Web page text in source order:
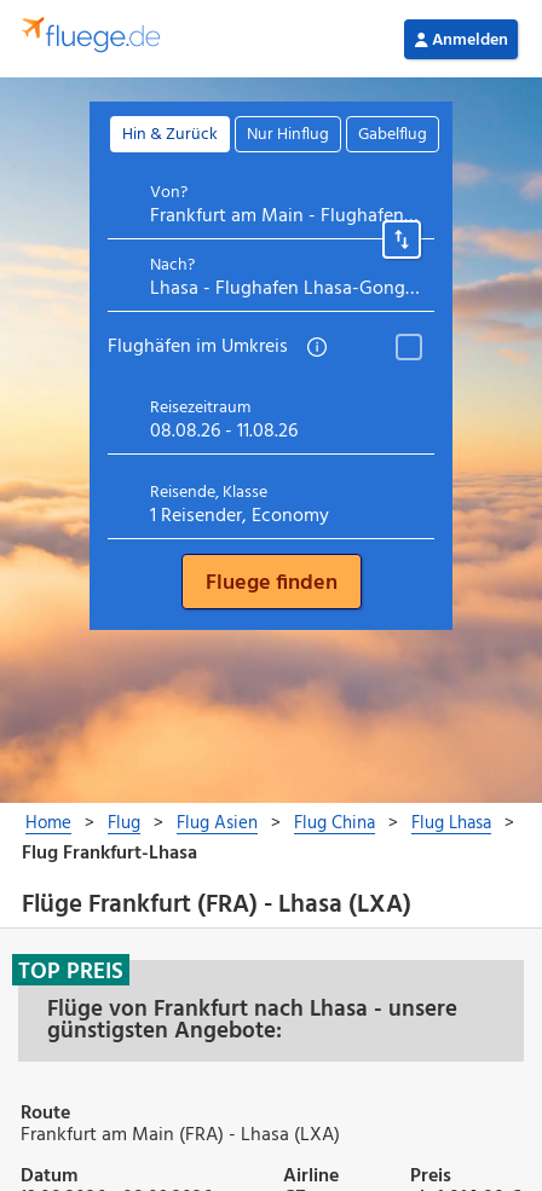
Flüge Frankfurt (FRA) - Lhasa (LXA)
Flüge von Frankfurt nach Lhasa - unsere
günstigsten Angebote:
TOP PREIS
Route
Frankfurt am Main (FRA) - Lhasa (LXA)
Datum
Airline Preis